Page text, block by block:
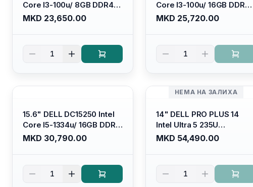
Core I3-100u/ 8GB DDR4/
512GB SSD M.2/ Iris Xe
Graphics/ 120Hz Anti-
Kb/ Platinum Silver/
Ubuntu
MKD 23,650.00
1
Core I3-100u/ 16GB DDR4/
512GB SSD M.2/ Iris Xe
Graphics/ 120Hz Anti-
Kb/ Carbon Black/ Ubuntu
MKD 25,720.00
1
15.6" DELL DC15250 Intel
Core I5-1334u/ 16GB DDR4
(1x16gb 2666mhz)/ 512GB
SSD M.2 Nvme/ Intel UHD
glare FULLHD LED Display/
Backlit Kb
MKD 30,790.00
1
НЕМА НА ЗАЛИХА
14" DELL PRO PLUS 14
Intel Ultra 5 235U
Vpro/16gb RAM DDR5
5600mhz/ 512 GB SSD M.2
(16:10) Ips/bt/backlit
Kb/thunderbolt
MKD 54,490.00
1